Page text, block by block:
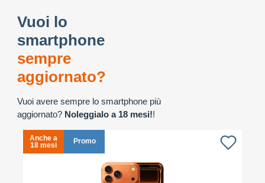
Vuoi lo
smartphone
sempre
aggiornato?
Vuoi avere sempre lo smartphone più
aggiornato? Noleggialo a 18 mesi!!
Anche a
18 mesi
Promo